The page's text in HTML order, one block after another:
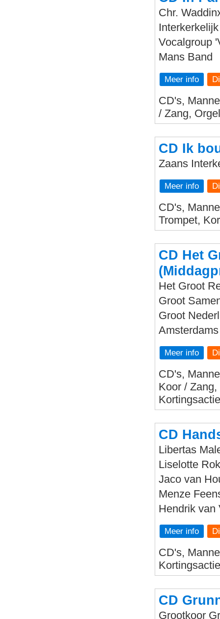
Chr.
Vocalgroup
Mans Band
Meer info
CD's,
/ Zang,
CD Ik
Zaans
Meer info
CD's,
Trompet,
CD Het
Het Groot
Groot
Groot
Meer info
CD's,
Koor /
CD
Libertas
Liselotte
Jaco van
Menze
Hendrik van
Meer info
CD's,
CD
Grootkoor